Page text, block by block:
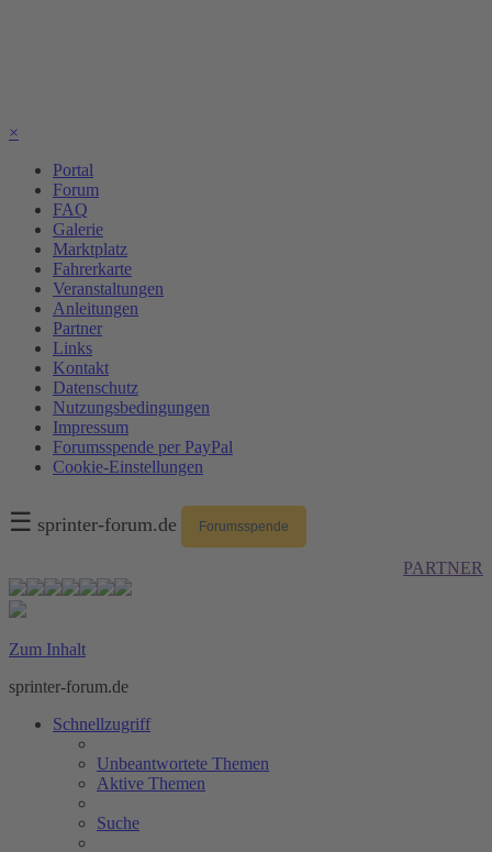
×
Portal
Forum
FAQ
Galerie
Marktplatz
Fahrerkarte
Veranstaltungen
Anleitungen
Partner
Links
Kontakt
Datenschutz
Nutzungsbedingungen
Impressum
Forumsspende per PayPal
Cookie-Einstellungen
☰ sprinter-forum.de Forumsspende
PARTNER
Zum Inhalt
sprinter-forum.de
Schnellzugriff
Unbeantwortete Themen
Aktive Themen
Suche